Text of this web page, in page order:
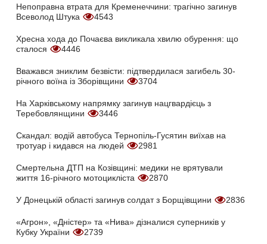
Непоправна втрата для Кременеччини: трагічно загинув
Всеволод Штука
4543
Хресна хода до Почаєва викликала хвилю обурення: що
сталося
4446
Вважався зниклим безвісти: підтвердилася загибель 30-
річного воїна із Зборівщини
3704
На Харківському напрямку загинув нацгвардієць з
Теребовлянщини
3446
Скандал: водій автобуса Тернопіль-Гусятин виїхав на
тротуар і кидався на людей
2981
Смертельна ДТП на Козівщині: медики не врятували
життя 16-річного мотоцикліста
2870
У Донецькій області загинув солдат з Борщівщини 2836
«Агрон», «Дністер» та «Нива» дізналися суперників у
Кубку України
2739